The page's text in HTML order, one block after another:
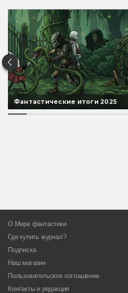
Фантастические итоги 2025
О Мире фантастики
Где купить журнал?
Подписка
Наш магазин
Пользовательское соглашение
Контакты и редакция